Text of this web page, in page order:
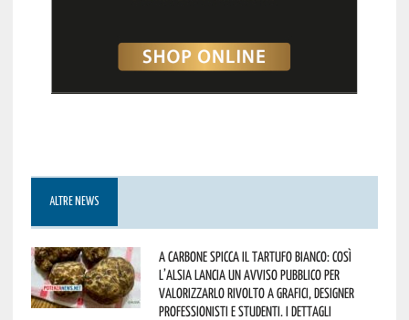
ALTRE NEWS
A Carbone spicca il tartufo bianco: così
l’Alsia lancia un avviso pubblico per
valorizzarlo rivolto a grafici, designer
professionisti e studenti. I dettagli